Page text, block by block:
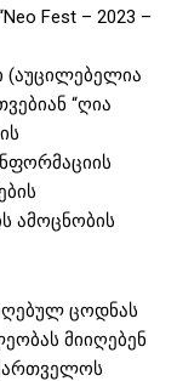
Fest – 2023 –
(აუცილებელია
“ღია
ამოცნობის
ცოდნას
მიიღებენ